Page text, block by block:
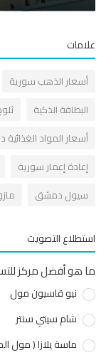
الذهب سورية
الذكية
ثلوج
المواد الغذائية دمشق
إعمار سورية
دمشق
مازوت
التصويت
أفضل مركز
نيو قاسيون مول
شام سيتي سنتر
ماسة يلازا ( مول